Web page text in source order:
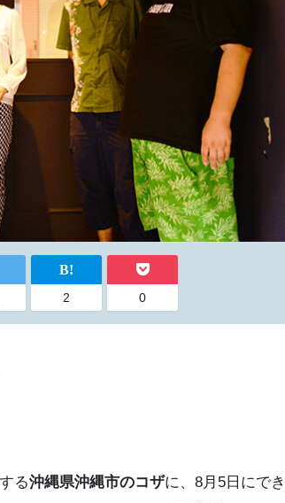
2 0
る沖縄県沖縄市のコザに、8月5日にでき